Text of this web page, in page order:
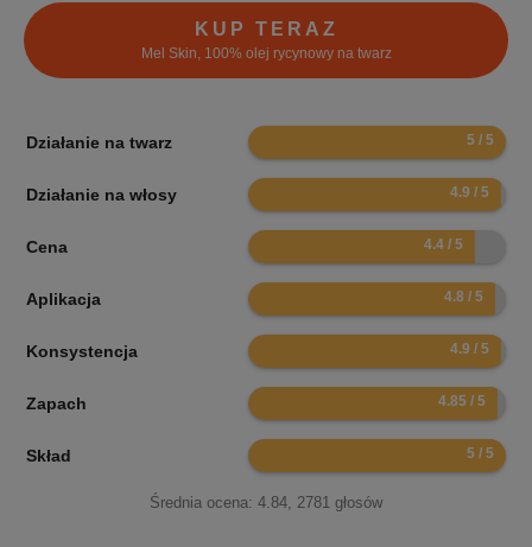
KUP TERAZ
Mel Skin, 100% olej rycynowy na twarz
Działanie na twarz 10
Działanie na włosy 9.8
Cena 8.8
Aplikacja 9.6
Konsystencja 9.8
Zapach 9.7
Skład 10
Średnia ocena: 4.84, 2781 głosów